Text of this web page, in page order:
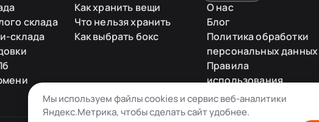
склада
склада
Как хранить вещи
Что нельзя хранить
Как выбрать бокс
О нас
Блог
Политика обработки
персональных данных
Правила
использования
промокодов
Карта сайта
Мы используем файлы cookies и сервис веб-аналитики
Яндекс.Метрика, чтобы сделать сайт удобнее.